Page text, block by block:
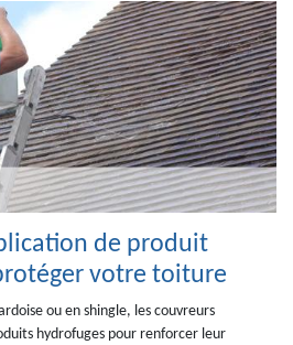
de produit
votre toiture
ou en shingle, les couvreurs
hydrofuges pour renforcer leur